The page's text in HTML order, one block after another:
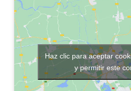
Haz clic para aceptar
y permitir este